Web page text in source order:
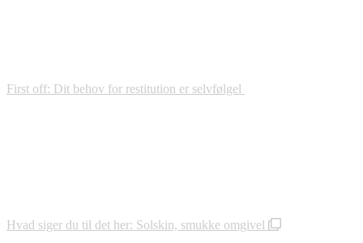
First off: Dit behov for restitution er selvfølgel
Hvad siger du til det her: Solskin, smukke omgivel